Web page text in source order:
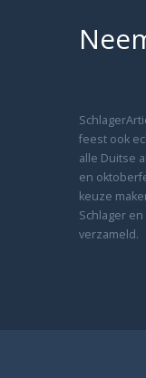
feest ook
alle Duitse
en
keuze
Schlager
verzameld.